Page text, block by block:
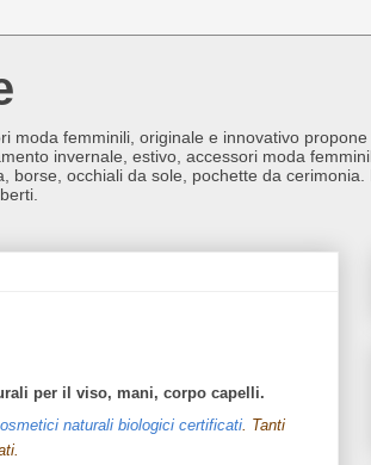
moda femminili, originale e innovativo
invernale, estivo, accessori moda
borse, occhiali da sole, pochette da
per il viso, mani, corpo capelli.
naturali biologici certificati. Tanti